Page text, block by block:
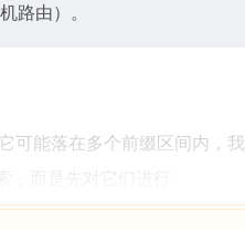
路由）。
可能落在多个前缀区间内，我
而是先对它们进行